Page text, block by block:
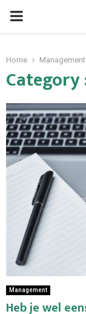
Home Management
Management
Heb je wel